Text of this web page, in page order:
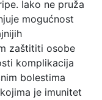
Iako ne pruža
mogućnost
zaštititi osobe
komplikacija
bolestima
je imunitet